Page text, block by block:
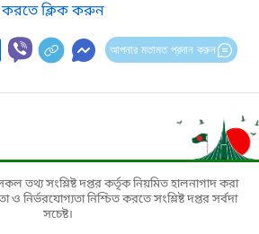
করতে ক্লিক করুন
আপনার মতামত প্রদান করুন
তথ্য সংশ্লিষ্ট দপ্তর কর্তৃক নিয়মিত হালনাগাদ করা
ও নির্ভরযোগ্যতা নিশ্চিত করতে সংশ্লিষ্ট দপ্তর সর্বদা
সচেষ্ট।